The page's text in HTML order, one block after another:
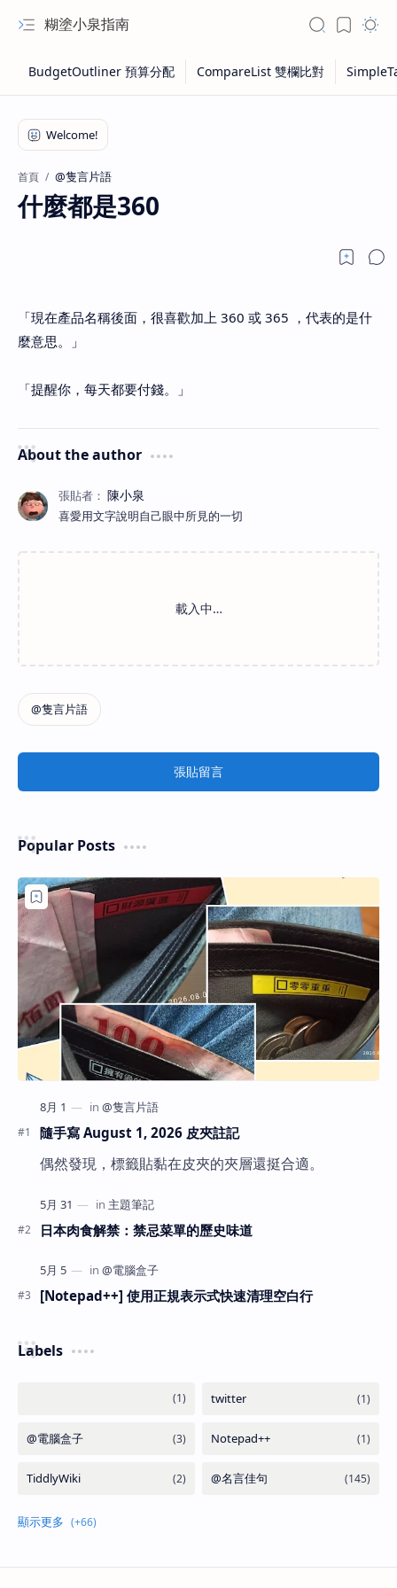
糊塗小泉指南
首頁 @隻言片語
什麼都是360
「現在產品名稱後面，很喜歡加上 360 或 365 ，代表的是什
麼意思。」
「提醒你，每天都要付錢。」
About the author
喜愛用文字說明自己眼中所見的一切
張貼留言
Popular Posts
隨手寫 August 1, 2026 皮夾註記
偶然發現，標籤貼黏在皮夾的夾層還挺合適。
日本肉食解禁：禁忌菜單的歷史味道
[Notepad++] 使用正規表示式快速清理空白行
Labels